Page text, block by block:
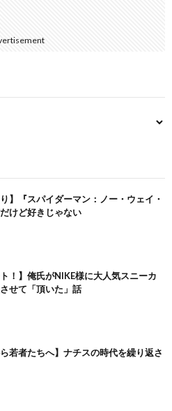
り】『スパイダーマン：ノー・ウェイ・
けど好きじゃない
ト！】俺氏がNIKE様に大人気スニーカ
せて「頂いた」話
ら若者たちへ】ナチスの時代を繰り返さ